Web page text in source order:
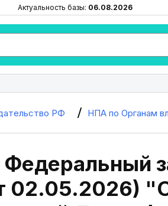
Актуальность базы: 06.08.2026
РФ НПА по Органам
Федеральный
02.05.2026)